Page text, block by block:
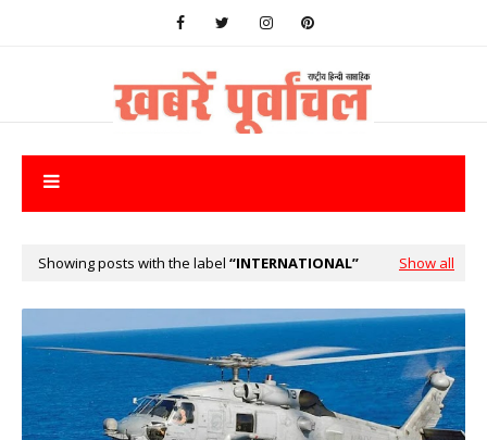
Showing posts with the label INTERNATIONAL Show all